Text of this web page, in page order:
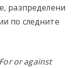
разпределени
по следните
For or against